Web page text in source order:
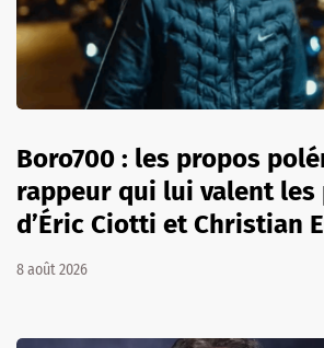
Boro700 : les propos
rappeur qui lui valent les
d’Éric Ciotti et Christian
8 août 2026